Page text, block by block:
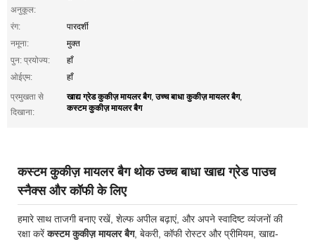
अनुकूल:
रंग:
पारदर्शी
नमूना:
मुक्त
पुन: प्रयोज्य:
हाँ
ओईएम:
हाँ
प्रमुखता से
दिखाना:
खाद्य ग्रेड कुकीज़ मायलर बैग,उच्च बाधा कुकीज़ मायलर बैग,
कस्टम कुकीज़ मायलर बैग
कस्टम कुकीज़ मायलर बैग थोक उच्च बाधा खाद्य ग्रेड पाउच
स्नैक्स और कॉफी के लिए
हमारे साथ ताजगी बनाए रखें, शेल्फ अपील बढ़ाएं, और अपने स्वादिष्ट व्यंजनों की
रक्षा करेंकस्टम कुकीज़ मायलर बैग, बेकरी, कॉफी रोस्टर और प्रीमियम, खाद्य-